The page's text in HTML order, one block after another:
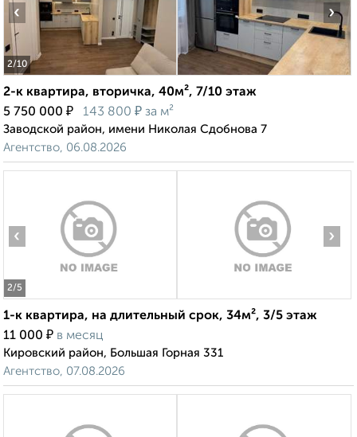
2/10
‹ ›
2-к квартира, вторичка, 40м², 7/10 этаж
5 750 000 ₽ 143 800 ₽ за м²
Заводской район, имени Николая Сдобнова 7
Агентство, 06.08.2026
2/5
‹ ›
1-к квартира, на длительный срок, 34м², 3/5 этаж
11 000 ₽ в месяц
Кировский район, Большая Горная 331
Агентство, 07.08.2026